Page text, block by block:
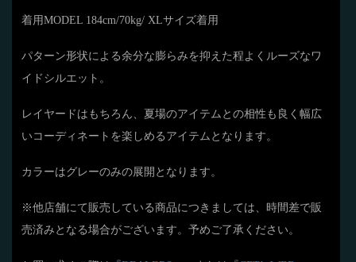
着用MODEL 184cm/70kg/ XLサイズ着用
パターン形状による余分な膨らみを抑えた程よくルーズなワ
イドシルエット。
レイヤードはもちろん、夏場のアイテムとの相性も良く幅広
いコーディネートを楽しめるアイテムとなります。
カラーはグレーのみの展開となります。
※他店舗にて販売している商品につきましては、時間差で販
売済みとなる場合がございます。予めご了承ください。